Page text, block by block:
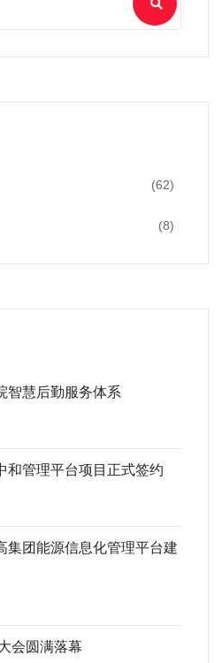
(62)
(8)
智慧后勤服务体系
和管理平台项目正式签约
集团能源信息化管理平台建
会圆满落幕